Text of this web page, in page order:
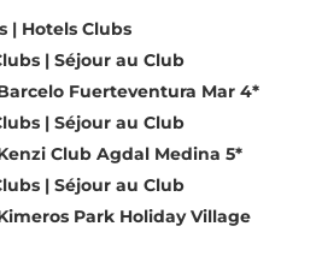
| Hotels Clubs
| Séjour au Club
Fuerteventura Mar 4*
| Séjour au Club
Club Agdal Medina 5*
| Séjour au Club
Park Holiday Village